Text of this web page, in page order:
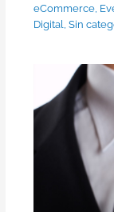
eCommerce,
Digital, Sin